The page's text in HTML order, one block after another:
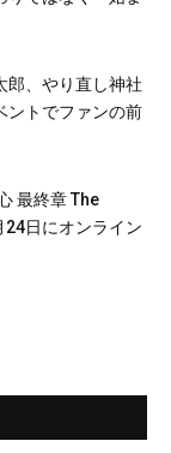
郎、やり直し神社
ントでファンの前
最終章 The
日にオンライン